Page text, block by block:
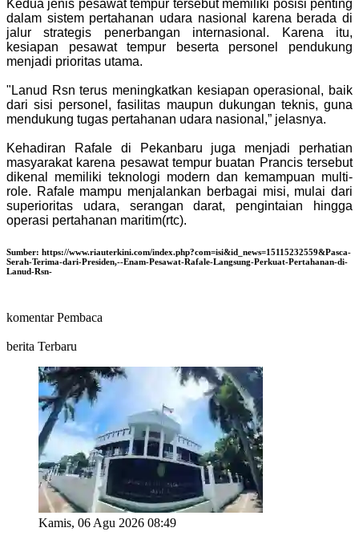
Kedua jenis pesawat tempur tersebut memiliki posisi penting
dalam sistem pertahanan udara nasional karena berada di
jalur strategis penerbangan internasional. Karena itu,
kesiapan pesawat tempur beserta personel pendukung
menjadi prioritas utama.
"Lanud Rsn terus meningkatkan kesiapan operasional, baik
dari sisi personel, fasilitas maupun dukungan teknis, guna
mendukung tugas pertahanan udara nasional,” jelasnya.
Kehadiran Rafale di Pekanbaru juga menjadi perhatian
masyarakat karena pesawat tempur buatan Prancis tersebut
dikenal memiliki teknologi modern dan kemampuan multi-
role. Rafale mampu menjalankan berbagai misi, mulai dari
superioritas udara, serangan darat, pengintaian hingga
operasi pertahanan maritim(rtc).
Sumber: https://www.riauterkini.com/index.php?com=isi&id_news=15115232559&Pasca-
Serah-Terima-dari-Presiden,--Enam-Pesawat-Rafale-Langsung-Perkuat-Pertahanan-di-
Lanud-Rsn-
komentar Pembaca
berita Terbaru
Kamis, 06 Agu 2026 08:49